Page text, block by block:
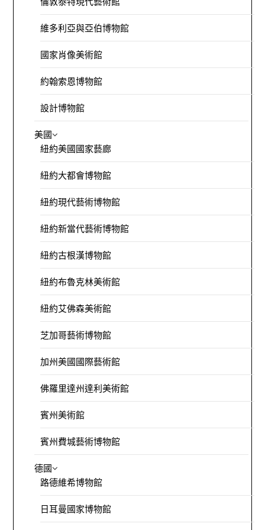
維多利亞與亞伯博物館
國家肖像美術館
約翰索恩博物館
設計博物館
美國
紐約美國國家藝廊
紐約大都會博物館
紐約現代藝術博物館
紐約新當代藝術博物館
紐約古根漢博物館
紐約布魯克林美術館
紐約艾佛森美術館
芝加哥藝術博物館
加州美國國際藝術館
佛羅里達州達利美術館
賓州美術館
賓州費城藝術博物館
德國
路德維希博物館
日耳曼國家博物館